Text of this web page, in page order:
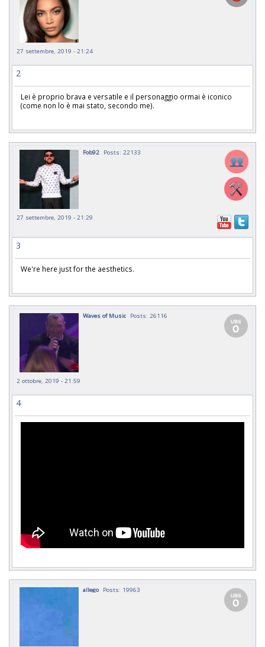
27 settembre, 2019 - 21:24
2
Lei è proprio brava e versatile e il personaggio ormai è iconico
(come non lo è mai stato, secondo me).
Fob92 Posts: 22133
27 settembre, 2019 - 21:29
3
We're here just for the aesthetics.
Waves of Music Posts: 26116
2 ottobre, 2019 - 21:59
4
allego Posts: 19963